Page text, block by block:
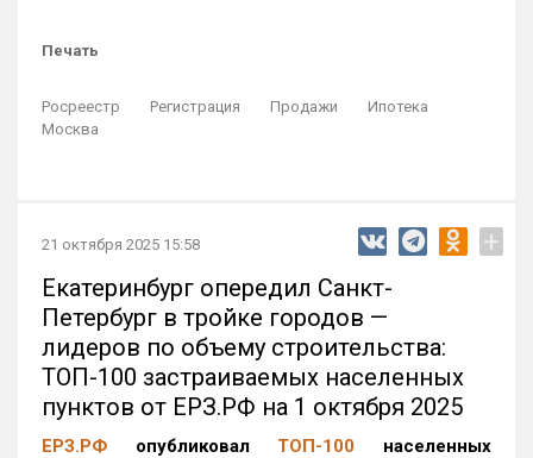
Печать
Росреестр Регистрация Продажи
Ипотека
Москва
21 октября 2025 15:58 +
Екатеринбург опередил Санкт-
Петербург в тройке городов —
лидеров по объему строительства:
ТОП-100 застраиваемых населенных
пунктов от ЕРЗ.РФ на 1 октября 2025
ЕРЗ.РФ опубликовал ТОП-100 населенных